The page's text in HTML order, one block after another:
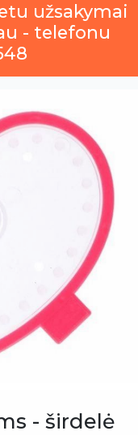
užsakymai
- telefonu
- širdelė